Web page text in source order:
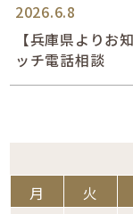
2026.6.8
【兵庫県よりお
ッチ電話相談
月 火